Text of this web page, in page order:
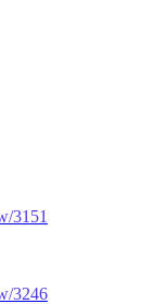
3151
3246